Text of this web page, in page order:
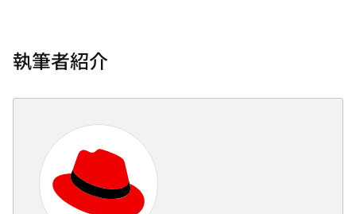
執筆者紹介